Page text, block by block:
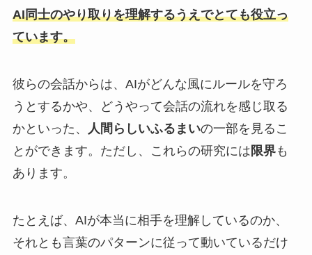
AI同士のやり取りを理解するうえでとても役立っ
ています。
彼らの会話からは、AIがどんな風にルールを守ろ
うとするかや、どうやって会話の流れを感じ取る
かといった、
人間らしいふるまいの一部を見るこ
とができます。ただし、これらの研究には 限界も
あります。
たとえば、AIが本当に相手を理解しているのか、
それとも言葉のパターンに従って動いているだけ